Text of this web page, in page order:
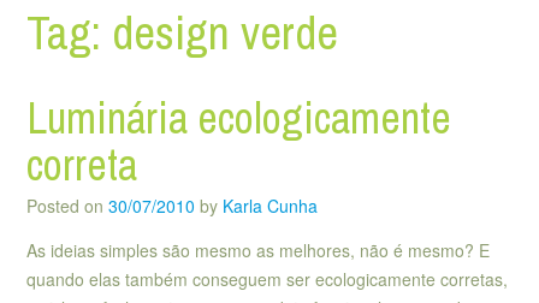
Tag: design verde
Luminária ecologicamente
correta
Posted on 30/07/2010 by Karla Cunha
As ideias simples são mesmo as melhores, não é mesmo? E
quando elas também conseguem ser ecologicamente corretas,